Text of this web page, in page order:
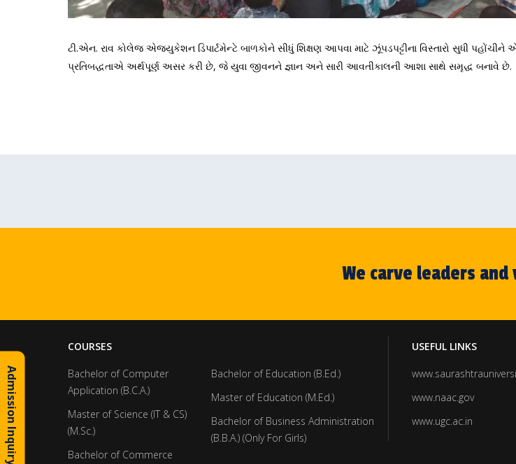
ટી.એન. રાવ કોલેજ એજ્યુકેશન ડિપાર્ટમેન્ટે બાળકોને સીધું શિક્ષણ આપવા માટે ઝૂંપડપટ્ટીના વિસ્તારો સુધી પહોંચીને
પ્રતિબદ્ધતાએ અર્થપૂર્ણ અસર કરી છે, જે યુવા જીવનને જ્ઞાન અને સારી આવતીકાલની આશા સાથે સમૃદ્ધ બનાવે છે.
We carve leaders
COURSES
Bachelor of Computer
Application (B.C.A.)
Master of Science (IT & CS)
(M.Sc.)
Bachelor of Commerce
Bachelor of Education (B.Ed.)
Master of Education (M.Ed.)
Bachelor of Business Administration
(B.B.A.) (Only For Girls)
USEFUL LINKS
www.naac.gov
www.ugc.ac.in
Admission Inquiry